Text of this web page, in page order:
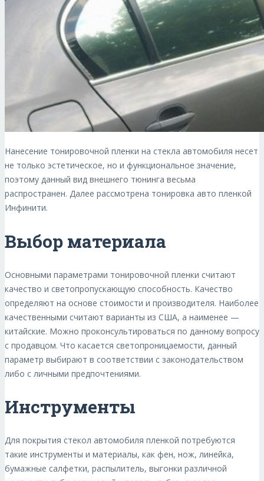
Нанесение тонировочной пленки на стекла автомобиля несет
не только эстетическое, но и функциональное значение,
поэтому данный вид внешнего тюнинга весьма
распространен. Далее рассмотрена тонировка авто пленкой
Инфинити.
Выбор материала
Основными параметрами тонировочной пленки считают
качество и светопропускающую способность. Качество
определяют на основе стоимости и производителя. Наиболее
качественными считают варианты из США, а наименее —
китайские. Можно проконсультироваться по данному вопросу
с продавцом. Что касается светопроницаемости, данный
параметр выбирают в соответствии с законодательством
либо с личными предпочтениями.
Инструменты
Для покрытия стекол автомобиля пленкой потребуются
такие инструменты и материалы, как фен, нож, линейка,
бумажные салфетки, распылитель, выгонки различной